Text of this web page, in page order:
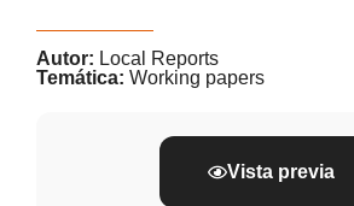
Autor: Local Reports
Temática: Working papers
Vista previa